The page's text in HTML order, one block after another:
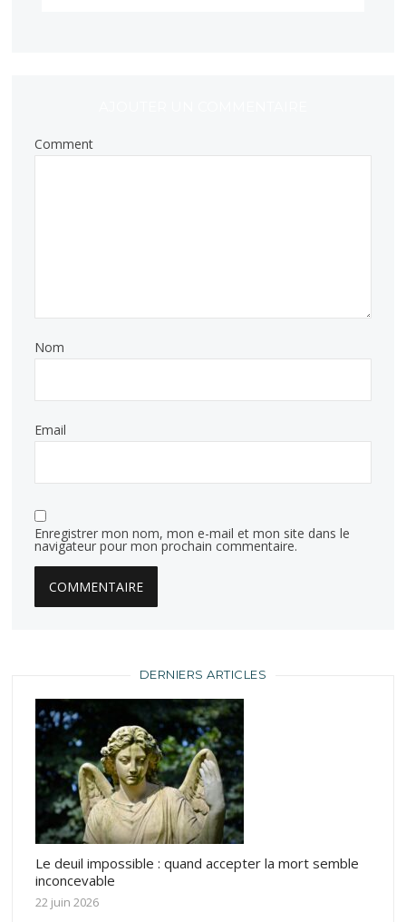
Comment
Nom
Email
Enregistrer mon nom, mon e-mail et mon site dans le
navigateur pour mon prochain commentaire.
DERNIERS ARTICLES
Le deuil impossible : quand accepter la mort semble
inconcevable
22 juin 2026